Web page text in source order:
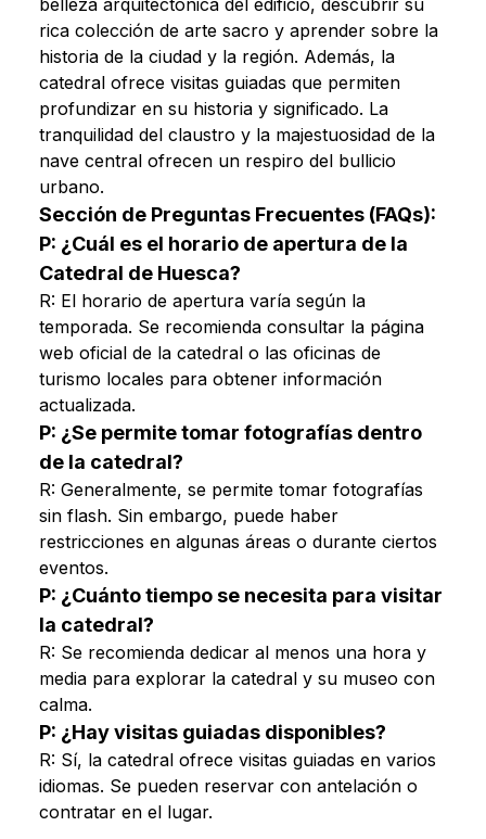
belleza arquitectónica del edificio, descubrir su
rica colección de arte sacro y aprender sobre la
historia de la ciudad y la región. Además, la
catedral ofrece visitas guiadas que permiten
profundizar en su historia y significado. La
tranquilidad del claustro y la majestuosidad de la
nave central ofrecen un respiro del bullicio
urbano.
Sección de Preguntas Frecuentes (FAQs):
P: ¿Cuál es el horario de apertura de la
Catedral de Huesca?
R: El horario de apertura varía según la
temporada. Se recomienda consultar la página
web oficial de la catedral o las oficinas de
turismo locales para obtener información
actualizada.
P: ¿Se permite tomar fotografías dentro
de la catedral?
R: Generalmente, se permite tomar fotografías
sin flash. Sin embargo, puede haber
restricciones en algunas áreas o durante ciertos
eventos.
P: ¿Cuánto tiempo se necesita para visitar
la catedral?
R: Se recomienda dedicar al menos una hora y
media para explorar la catedral y su museo con
calma.
P: ¿Hay visitas guiadas disponibles?
R: Sí, la catedral ofrece visitas guiadas en varios
idiomas. Se pueden reservar con antelación o
contratar en el lugar.